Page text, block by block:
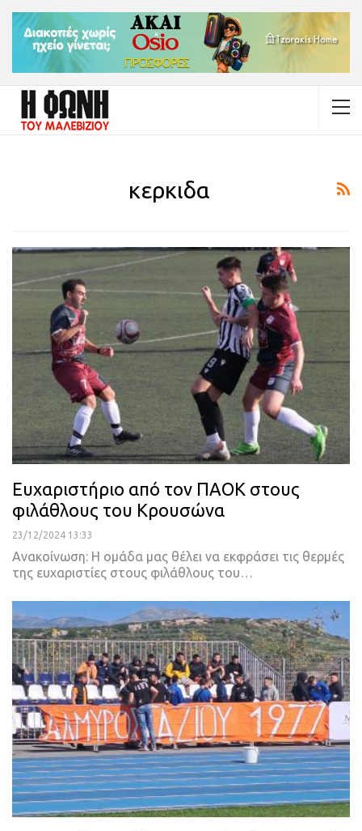
κερκιδα
Ευχαριστήριο από τον ΠΑΟΚ στους
φιλάθλους του Κρουσώνα
23/12/2024 13:33
Ανακοίνωση: Η ομάδα μας θέλει να εκφράσει τις θερμές
της ευχαριστίες στους φιλάθλους του…